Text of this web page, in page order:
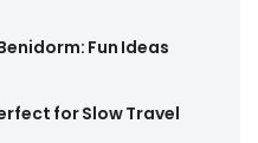
Fun Ideas
for Slow Travel